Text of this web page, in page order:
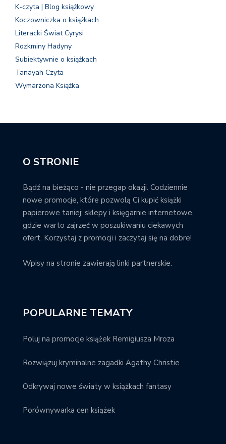
K-czyta | Blog książkowy
Koczowniczka o książkach
Literacki Świat Cyrysi
Rozkminy Hadyny
Subiektywnie o książkach
Tanayah Czyta
Wymarzona Książka
O STRONIE
Bądź na bieżąco - nie przegap okazji. Codziennie
nowe promocje, które pozwolą Ci kupić książki
papierowe taniej; sklepy i księgarnie internetowe,
gdzie warto zajrzeć w poszukiwaniu ciekawych
ofert. Korzystaj z promocji i zaczytaj się na dobre!
Wpisy na stronie zawierają linki partnerskie.
POPULARNE TEMATY
Poluj na promocje książek Remigiusza Mroza
Rozwiązuj kryminalne zagadki Agathy Christie
Odkrywaj nowe światy w książkach fantasy
Porównywarka cen książek